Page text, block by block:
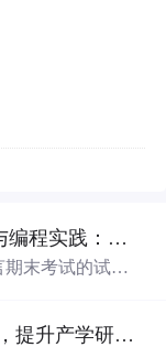
【计算机科学】C语言基础语法与编程实践：湖南科技大学期末考试核心知识点解析
末考试的试题
调用、指针初步
高校如何有效促进科研成果转化，提升产学研合作效率？.docx